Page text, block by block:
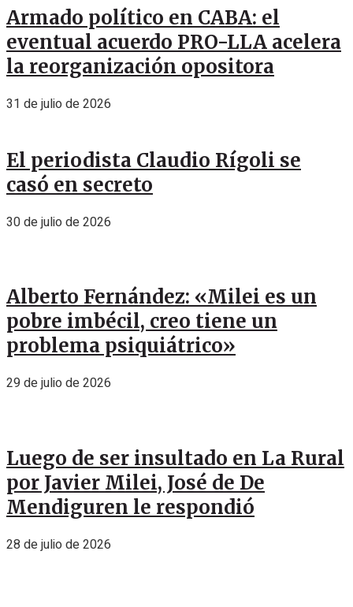
Armado político en CABA: el
eventual acuerdo PRO-LLA acelera
la reorganización opositora
31 de julio de 2026
El periodista Claudio Rígoli se
casó en secreto
30 de julio de 2026
Alberto Fernández: «Milei es un
pobre imbécil, creo tiene un
problema psiquiátrico»
29 de julio de 2026
Luego de ser insultado en La Rural
por Javier Milei, José de De
Mendiguren le respondió
28 de julio de 2026